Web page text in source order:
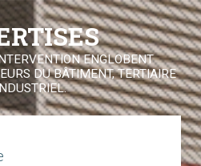
ENGLOBENT
DU BÂTIMENT, TERTIAIRE